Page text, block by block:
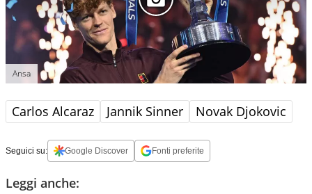
Ansa
Carlos Alcaraz Jannik Sinner Novak Djokovic
Seguici su: Google Discover Fonti preferite
Leggi anche: